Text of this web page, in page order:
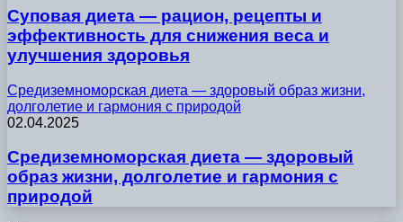
Суповая диета — рацион, рецепты и
эффективность для снижения веса и
улучшения здоровья
Средиземноморская диета — здоровый образ жизни,
долголетие и гармония с природой
02.04.2025
Средиземноморская диета — здоровый
образ жизни, долголетие и гармония с
природой